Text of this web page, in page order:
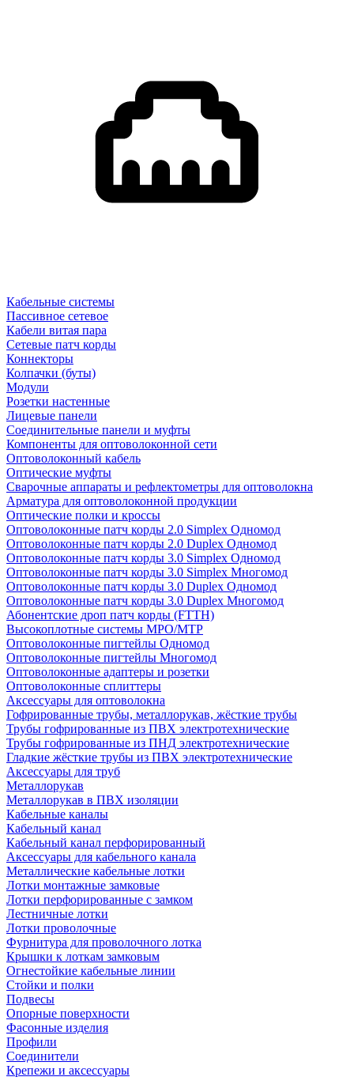
Кабельные системы
Пассивное сетевое
Кабели витая пара
Сетевые патч корды
Коннекторы
Колпачки (буты)
Модули
Розетки настенные
Лицевые панели
Соединительные панели и муфты
Компоненты для оптоволоконной сети
Оптоволоконный кабель
Оптические муфты
Сварочные аппараты и рефлектометры для оптоволокна
Арматура для оптоволоконной продукции
Оптические полки и кроссы
Оптоволоконные патч корды 2.0 Simplex Одномод
Оптоволоконные патч корды 2.0 Duplex Одномод
Оптоволоконные патч корды 3.0 Simplex Одномод
Оптоволоконные патч корды 3.0 Simplex Многомод
Оптоволоконные патч корды 3.0 Duplex Одномод
Оптоволоконные патч корды 3.0 Duplex Многомод
Абонентские дроп патч корды (FTTH)
Высокоплотные системы MPO/MTP
Оптоволоконные пигтейлы Одномод
Оптоволоконные пигтейлы Многомод
Оптоволоконные адаптеры и розетки
Оптоволоконные сплиттеры
Аксессуары для оптоволокна
Гофрированные трубы, металлорукав, жёсткие трубы
Трубы гофрированные из ПВХ электротехнические
Трубы гофрированные из ПНД электротехнические
Гладкие жёсткие трубы из ПВХ электротехнические
Аксессуары для труб
Металлорукав
Металлорукав в ПВХ изоляции
Кабельные каналы
Кабельный канал
Кабельный канал перфорированный
Аксессуары для кабельного канала
Металлические кабельные лотки
Лотки монтажные замковые
Лотки перфорированные с замком
Лестничные лотки
Лотки проволочные
Фурнитура для проволочного лотка
Крышки к лоткам замковым
Огнестойкие кабельные линии
Стойки и полки
Подвесы
Опорные поверхности
Фасонные изделия
Профили
Соединители
Крепежи и аксессуары